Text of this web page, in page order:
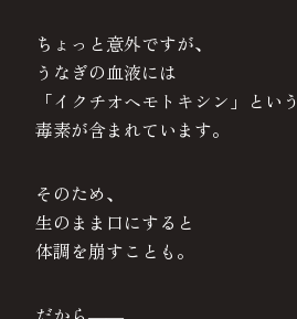
ちょっと意外ですが、
うなぎの血液には
「イクチオヘモトキシン」という
毒素が含まれています。
そのため、
生のまま口にすると
体調を崩すことも。